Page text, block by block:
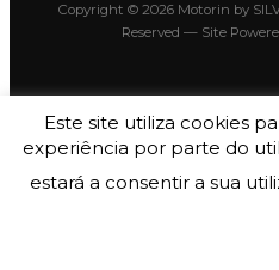
Copyright © 2026 Motorin by
Reserved — Site
Este site utiliza cookies
experiência por parte do
estará a consentir a sua